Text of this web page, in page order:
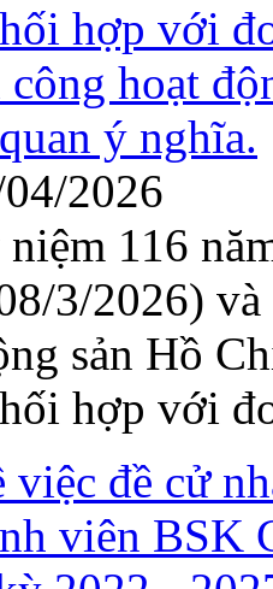
hợp với
hoạt
ý nghĩa.
2026
116
3/2026)
sản Hồ
hợp với
đề cử
viên BSK